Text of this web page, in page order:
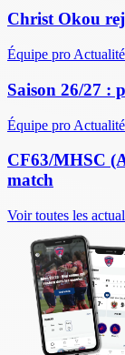
Christ Okou
Équipe pro
Saison 26/27 :
Équipe pro
CF63/MHSC
match
Voir toutes les